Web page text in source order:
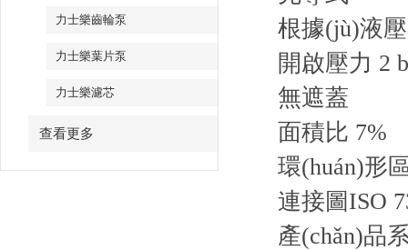
力士樂齒輪泵
力士樂葉片泵
力士樂濾芯
查看更多
根據(jù)液
開啟壓力 2
無遮蓋
面積比 7%
環(huán)形
連接圖ISO
產(chǎn)品